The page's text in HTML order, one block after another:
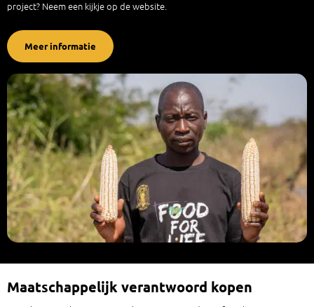
project? Neem een kijkje op de website.
Meer informatie
Maatschappelijk verantwoord kopen